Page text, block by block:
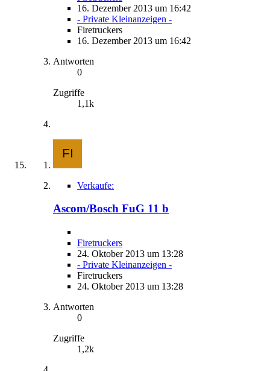
16. Dezember 2013 um 16:42
- Private Kleinanzeigen -
Firetruckers
16. Dezember 2013 um 16:42
Antworten
0
Zugriffe
1,1k
Verkaufe:
Ascom/Bosch FuG 11 b
Firetruckers
24. Oktober 2013 um 13:28
- Private Kleinanzeigen -
Firetruckers
24. Oktober 2013 um 13:28
Antworten
0
Zugriffe
1,2k